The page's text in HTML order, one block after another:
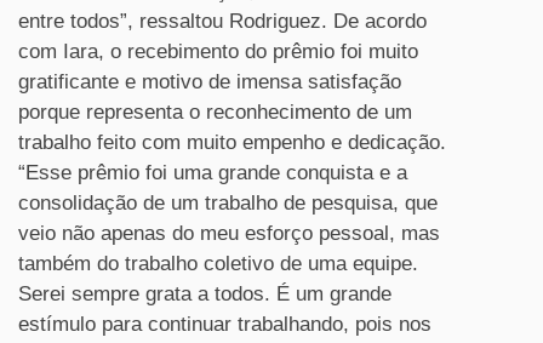
entre todos”, ressaltou Rodriguez. De acordo
com Iara, o recebimento do prêmio foi muito
gratificante e motivo de imensa satisfação
porque representa o reconhecimento de um
trabalho feito com muito empenho e dedicação.
“Esse prêmio foi uma grande conquista e a
consolidação de um trabalho de pesquisa, que
veio não apenas do meu esforço pessoal, mas
também do trabalho coletivo de uma equipe.
Serei sempre grata a todos. É um grande
estímulo para continuar trabalhando, pois nos